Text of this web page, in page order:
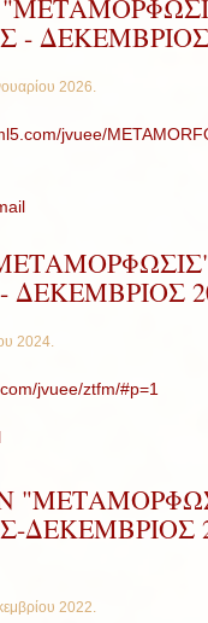
- ΔΕΚΕΜΒΡΙΟΣ
2026.
jvuee/
ΔΕΚΕΜΒΡΙΟΣ
2024.
jvuee/ztfm/#p=1
ΔΕΚΕΜΒΡΙΟΣ
2022.